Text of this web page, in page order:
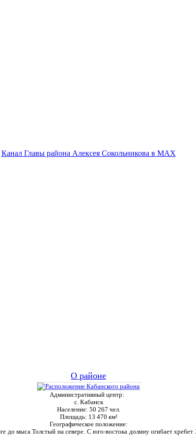
Канал Главы района Алексея Сокольникова в MAX
О районе
Административный центр:
с. Кабанск
Население: 50 267 чел.
Площадь: 13 470 км²
Географическое положение:
мыса Толстый на севере. С юго-востока долину огибает